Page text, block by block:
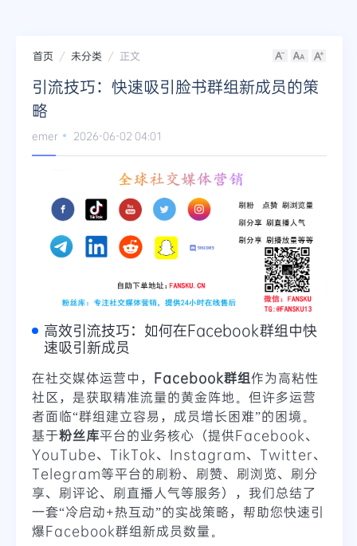
首页 未分类 正文
引流技巧：快速吸引脸书群组新成员的策
略
emer 2026-06-02 04:01
高效引流技巧：如何在Facebook群组中快
速吸引新成员
在社交媒体运营中， Facebook群组作为高粘性
社区，是获取精准流量的黄金阵地。但许多运营
者面临“群组建立容易，成员增长困难”的困境。
基于粉丝库平台的业务核心（提供Facebook、
YouTube、TikTok、Instagram、Twitter、
Telegram等平台的刷粉、刷赞、刷浏览、刷分
享、刷评论、刷直播人气等服务），我们总结了
一套“冷启动+热互动”的实战策略，帮助您快速引
爆Facebook群组新成员数量。